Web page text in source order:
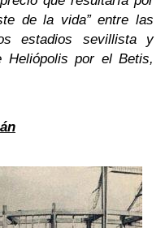
de la vida” entre las
estadios sevillista y
por el Betis,